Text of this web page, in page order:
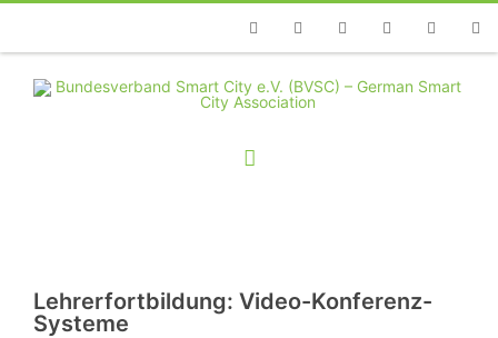
TelefonFacebookTwitterYoutubeInstagramLinkedin
Lehrerfortbildung: Video-Konferenz-
Systeme